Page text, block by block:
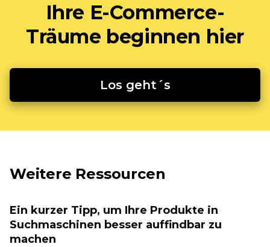
Ihre E-Commerce-
Träume beginnen hier
Los geht´s
Weitere Ressourcen
Ein kurzer Tipp, um Ihre Produkte in
Suchmaschinen besser auffindbar zu
machen